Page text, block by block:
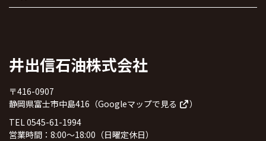
井出信石油株式会社
〒416-0907
静岡県富士市中島416（Googleマップで見る
）
TEL 0545-61-1994
営業時間：8:00～18:00（日曜定休日）